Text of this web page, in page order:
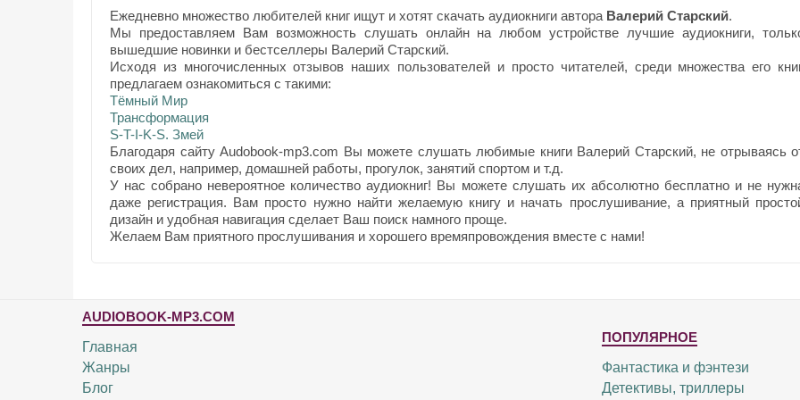
Ежедневно множество любителей книг ищут и хотят скачать аудиокниги автора Валерий Старский.
Мы предоставляем Вам возможность слушать онлайн на любом устройстве лучшие аудиокниги,
вышедшие новинки и бестселлеры Валерий Старский.
Исходя из многочисленных отзывов наших пользователей и просто читателей, среди множества его
предлагаем ознакомиться с такими:
Тёмный Мир
Трансформация
S-T-I-K-S. Змей
Благодаря сайту Audobook-mp3.com Вы можете слушать любимые книги Валерий Старский, не отрываясь
своих дел, например, домашней работы, прогулок, занятий спортом и т.д.
У нас собрано невероятное количество аудиокниг! Вы можете слушать их абсолютно бесплатно и не
даже регистрация. Вам просто нужно найти желаемую книгу и начать прослушивание, а приятный
дизайн и удобная навигация сделает Ваш поиск намного проще.
Желаем Вам приятного прослушивания и хорошего времяпровождения вместе с нами!
AUDIOBOOK-MP3.COM
Главная
Жанры
Блог
ПОПУЛЯРНОЕ
Фантастика и фэнтези
Детективы, триллеры